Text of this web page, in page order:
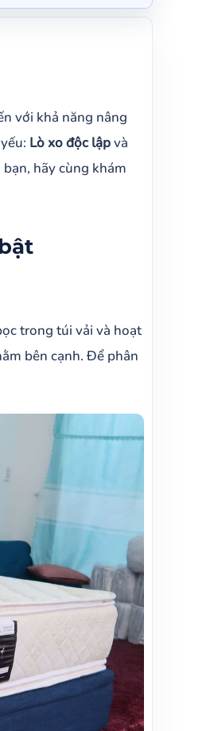
với khả năng nâng
Lò xo độc lậpvà
hãy cùng khám
trong túi vải và hoạt
bên cạnh. Để phân